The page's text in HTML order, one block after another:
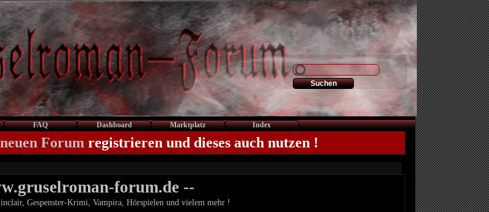
FAQ Dashboard Marktplatz Index
neuen Forum registrieren und dieses auch nutzen !
forum.de --
Gespenster-Krimi, Vampira, Hörspielen und vielem mehr !